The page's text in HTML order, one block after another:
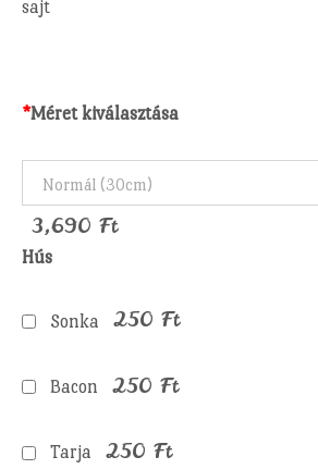
sajt
*Méret kiválasztása
3,690 Ft
Hús
Sonka 250 Ft
Bacon 250 Ft
Tarja 250 Ft